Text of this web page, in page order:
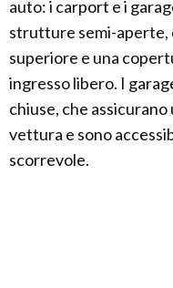
auto: i carport e i
strutture semi-
superiore e una
ingresso libero. I
chiuse, che
vettura e sono
scorrevole.